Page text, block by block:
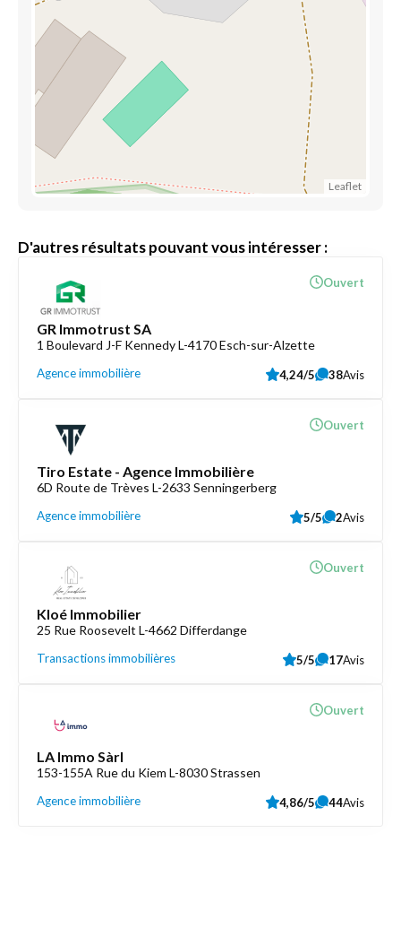
Leaflet
D'autres résultats pouvant vous intéresser :
GR Immotrust SA
1 Boulevard J-F Kennedy L-4170 Esch-sur-Alzette
Agence immobilière
Ouvert
4,24/5 38Avis
Tiro Estate - Agence Immobilière
6D Route de Trèves L-2633 Senningerberg
Agence immobilière
Ouvert
5/5 2Avis
Kloé Immobilier
25 Rue Roosevelt L-4662 Differdange
Transactions immobilières
Ouvert
5/5 17Avis
LA Immo Sàrl
153-155A Rue du Kiem L-8030 Strassen
Agence immobilière
Ouvert
4,86/5 44Avis